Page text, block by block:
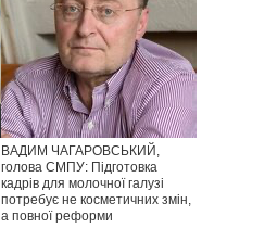
ВАДИМ ЧАГАРОВСЬКИЙ,
голова СМПУ: Підготовка
кадрів для молочної галузі
потребує не косметичних змін,
а повної реформи